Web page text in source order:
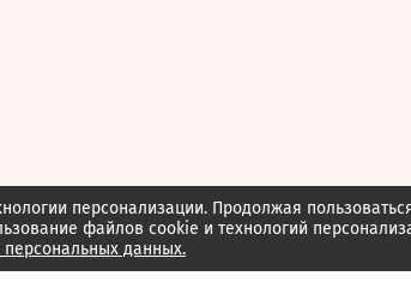
персонализации. Продолжая
файлов cookie и технологий
данных.